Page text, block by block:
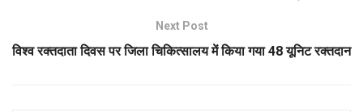
Next Post
विश्व रक्तदाता दिवस पर जिला चिकित्सालय में किया गया 48 यूनिट रक्तदान